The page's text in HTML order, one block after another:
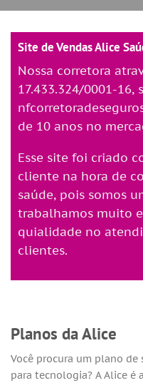
Site de Vendas Alice
Nossa corretora
17.433.324/0001-16,
de 10 anos no
Esse site foi criado
cliente na hora de
saúde, pois somos
trabalhamos muito
quialidade no
clientes.
Planos da Alice
Você procura um plano
para tecnologia? A Alice é